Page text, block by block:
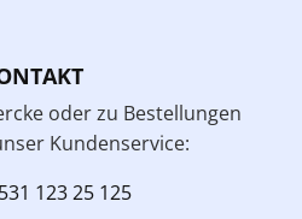
oder zu Bestellungen
Kundenservice:
123 25 125